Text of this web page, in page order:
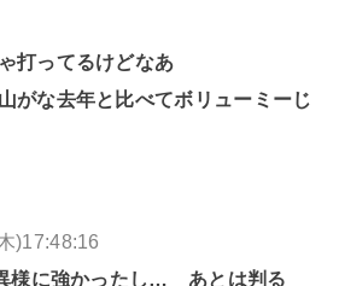
打ってるけどなあ
がな去年と比べてボリューミーじ
)17:48:16
様に強かったし… あとは判る